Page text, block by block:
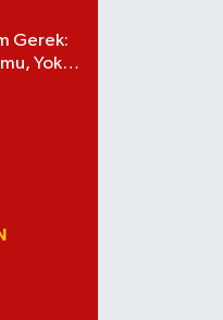
Gerek:
Yoksa